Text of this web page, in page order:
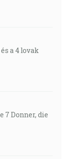
a 4 lovak
7 Donner, die